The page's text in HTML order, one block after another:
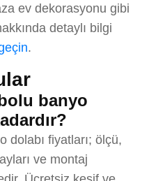
ev dekorasyonu gibi
detaylı bilgi
.
banyo
dolabı fiyatları; ölçü,
ve montaj